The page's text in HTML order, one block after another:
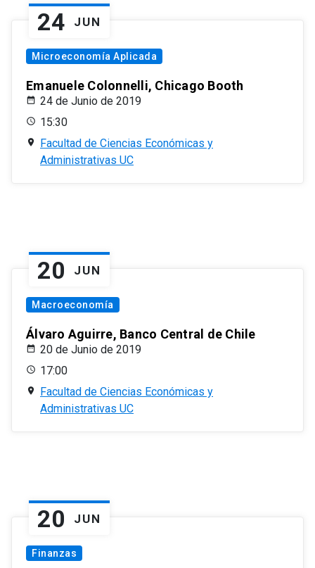
24 JUN
Microeconomía Aplicada
Emanuele Colonnelli, Chicago Booth
24 de Junio de 2019
15:30
Facultad de Ciencias Económicas y
Administrativas UC
20 JUN
Macroeconomía
Álvaro Aguirre, Banco Central de Chile
20 de Junio de 2019
17:00
Facultad de Ciencias Económicas y
Administrativas UC
20 JUN
Finanzas